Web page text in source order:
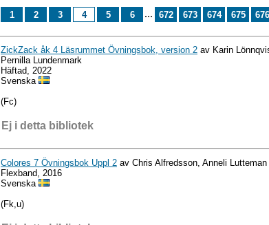
1 2 3 4 5 6 ... 672 673 674 675 676
ZickZack åk 4 Läsrummet Övningsbok, version 2 av Karin
Pernilla Lundenmark
Häftad, 2022
Svenska
(Fc)
Ej i detta bibliotek
Colores 7 Övningsbok Uppl 2 av Chris Alfredsson, Anneli
Flexband, 2016
Svenska
(Fk,u)